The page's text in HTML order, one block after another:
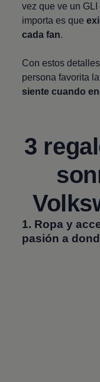
vez que ve un
importa es que
cada fan.
Con estos
persona favorita
siente cuando
3
1. Ropa y
pasión a